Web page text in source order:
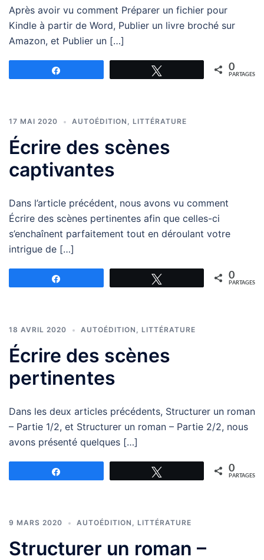
Après avoir vu comment Préparer un fichier pour
Kindle à partir de Word, Publier un livre broché sur
Amazon, et Publier un […]
0
PARTAGES
17 MAI 2020 AUTOÉDITION , LITTÉRATURE
Écrire des scènes
captivantes
Dans l’article précédent, nous avons vu comment
Écrire des scènes pertinentes afin que celles-ci
s’enchaînent parfaitement tout en déroulant votre
intrigue de […]
0
PARTAGES
18 AVRIL 2020 AUTOÉDITION , LITTÉRATURE
Écrire des scènes
pertinentes
Dans les deux articles précédents, Structurer un roman
– Partie 1/2, et Structurer un roman – Partie 2/2, nous
avons présenté quelques […]
0
PARTAGES
9 MARS 2020 AUTOÉDITION , LITTÉRATURE
Structurer un roman –